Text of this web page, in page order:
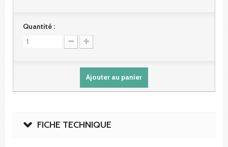
Quantité :
Ajouter au panier
FICHE TECHNIQUE